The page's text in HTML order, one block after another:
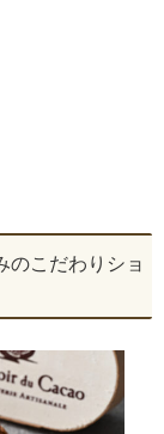
のこだわりショ